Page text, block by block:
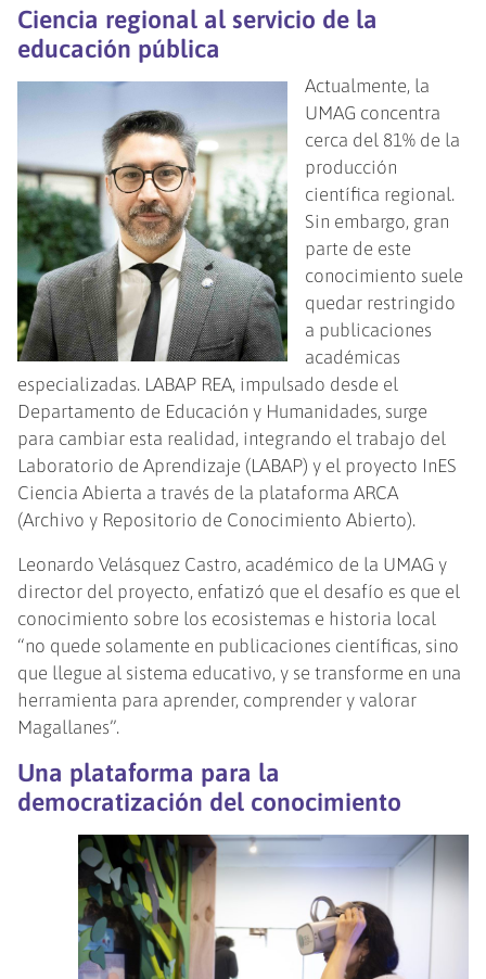
Ciencia regional al servicio de la
educación pública
Actualmente, la
UMAG concentra
cerca del 81% de la
producción
científica regional.
Sin embargo, gran
parte de este
conocimiento suele
quedar restringido
a publicaciones
académicas
especializadas. LABAP REA, impulsado desde el
Departamento de Educación y Humanidades, surge
para cambiar esta realidad, integrando el trabajo del
Laboratorio de Aprendizaje (LABAP) y el proyecto InES
Ciencia Abierta a través de la plataforma ARCA
(Archivo y Repositorio de Conocimiento Abierto).
Leonardo Velásquez Castro, académico de la UMAG y
director del proyecto, enfatizó que el desafío es que el
conocimiento sobre los ecosistemas e historia local
“no quede solamente en publicaciones científicas, sino
que llegue al sistema educativo, y se transforme en una
herramienta para aprender, comprender y valorar
Magallanes”.
Una plataforma para la
democratización del conocimiento